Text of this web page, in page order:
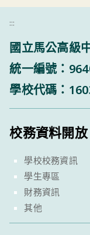
:::
國立馬公高級
統一編號：
學校代碼：
校務資料開放
學校校務資訊
學生專區
財務資訊
其他